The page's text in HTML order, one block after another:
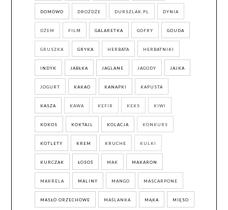
DOMOWO DROŻDŻE DURSZLAK.PL DYNIA
DŻEM FILM GALARETKA GOFRY GOUDA
GRUSZKA GRYKA HERBATA HERBATNIKI
INDYK JABŁKA JAGLANE JAGODY JAJKA
JOGURT KAKAO KANAPKI KAPUSTA
KASZA KAWA KEFIR KEKS KIWI
KOKOS KOKTAJL KOLACJA KONKURS
KOTLETY KREM KRUCHE KULKI
KURCZAK ŁOSOŚ MAK MAKARON
MAKRELA MALINY MANGO MASCARPONE
MASŁO ORZECHOWE MAŚLANKA MĄKA MIĘSO